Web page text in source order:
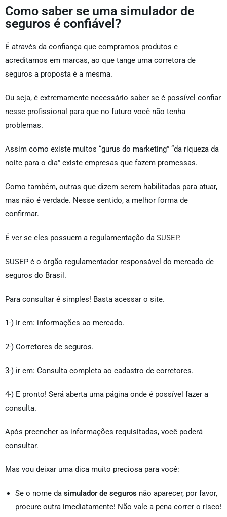
Como saber se uma simulador de
seguros é confiável?
É através da confiança que compramos produtos e
acreditamos em marcas, ao que tange uma corretora de
seguros a proposta é a mesma.
Ou seja, é extremamente necessário saber se é possível confiar
nesse profissional para que no futuro você não tenha
problemas.
Assim como existe muitos “gurus do marketing” “da riqueza da
noite para o dia” existe empresas que fazem promessas.
Como também, outras que dizem serem habilitadas para atuar,
mas não é verdade. Nesse sentido, a melhor forma de
confirmar.
É ver se eles possuem a regulamentação da SUSEP.
SUSEP é o órgão regulamentador responsável do mercado de
seguros do Brasil.
Para consultar é simples! Basta acessar o site.
1-) Ir em: informações ao mercado.
2-) Corretores de seguros.
3-) ir em: Consulta completa ao cadastro de corretores.
4-) E pronto! Será aberta uma página onde é possível fazer a
consulta.
Após preencher as informações requisitadas, você poderá
consultar.
Mas vou deixar uma dica muito preciosa para você:
Se o nome da simulador de seguros não aparecer, por favor,
procure outra imediatamente! Não vale a pena correr o risco!